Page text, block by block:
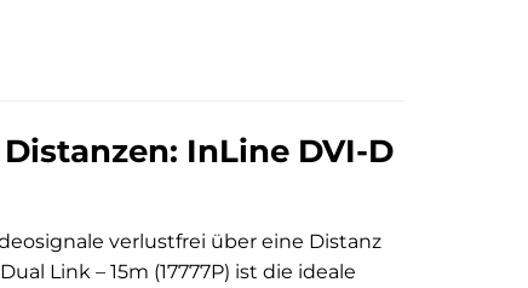
InLine DVI-D
verlustfrei über eine Distanz
Link – 15m (17777P) ist die ideale